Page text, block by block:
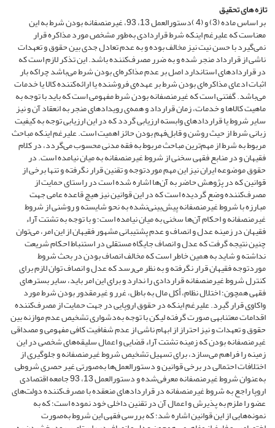
تازه های تحقیق
بر اساس ماده (3) و (4 )دستورالعمل 13، 93، غیرمنصفانه بودن شرط به این
معناست که علیرغم اینکه شرط قراردادی به‌طور مشخص مورد مذاکره قرار
نمی‌گیرد با حسن نیت نیز مخالف بوده و به عدم تعادل جدی بین حقوق و تعهدات
ناشی از قرارداد منجر شده و به ضرر مصرف‌کننده باشد. این تذکر لازم است که
در قراردادهای استاندارد اصل بر عدم مذاکره‌ای بودن شرط می‌باشد چراکه بار
اثبات ادعای مذاکره‌ای بودن شرط بر عهده‌ی فروشنده یا ارائه‌کننده کالا یا خدمات
می‌باشد. گفتنی است که غیرمنصفانه بودن شرط مفهومی است که باید با توجه به
ماهیت کالاها و خدمات، زمان قرارداد و همه‌ی رویدادهای منجر به انعقاد آن و نیز
سایر شروط یا قراردادهای وابسته ارزیابی گردد که در این ارزیابی توجه به کیفیت
زبانی شرط از حیث روشن و قابل‌فهم بودن حائز اهمیت است. علیرغم اینکه مباحث
مربوط به شرط از مهم‌ترین مباحث مربوط به فقه مدنی محسوب می‌گردد، در کلام
فقیهان و در منابع فقهی سخنی از شروط غیرمنصفانه به میان نیامده است. در
حقوق موضوعه ایران نیز این مهم موردتوجه و تقنین قرار نگرفته و تنها برخی از
قوانین که در پژوهش حاضر به آن‌ها اشاره شده است در راستای حمایت از
مصرف‌کننده وضع گردیده است که در این قوانین نیز هیچ قاعده عامی جهت
مبارزه با شروط غیرمنصفانه پیش‌بینی‌نشده به نحو شایسته و روشنی از شروط
غیرمنصفانه و احکام آن‌ها سخنی به میان نیامده است؛ و با توجه به تشتت آراء
فقیهان در زمینه عدل و انصاف و عدم پشتیبانی مشهور فقیهان از این امر، می‌توان
چنین نتیجه گرفت که عدل و انصاف جایگاه مستقلی در استنباط احکام شریعت
نداشته و شاید به همین خاطر است که مخالف انصاف بودن در بحث شروط
موردتوجه فقیهان قرار نگرفته و به نظر می‌رسد که عدل و انصاف توان لازم برای
کنترل شروط غیرمنصفانه قراردادی را ندارد و برای این امر باید، سایر بسترهای
فقهی همچون؛ اختلال نظام، أکل مال به باطل، غرر و غیرمقدور بودن شرط مورد
واکاوی قرار گیرد. علیرغم اینکه در حقوق اروپایی در جهت حمایت از مصرف‌کننده
اقدامات معتنابهی صورت گرفته لیکن با توجه به‌دشواری تشخیص عدم موازنه بین
حقوق و تعهدات و نیز احتراز از ابهام ناشی از عدم شفافیت کافی مفهومی و مصداقی
غیرمنصفانه بودن که زمینه تشتت آراء قضایی و اعمال سلیقه‌های شخصی در این
زمینه را فراهم می‌سازد، برای تسهیل تشخیص شروط غیرمنصفانه و جلوگیری از
اختلافات احتمالی در برخی قوانین و دستورالعمل‌ها به‌صورتی غیر حصری شروطی
به‌عنوان شروط غیرمنصفانه معرفی‌شده و دستورالعمل 13، 93 جامعه اقتصادی
اروپا راجع به شروط غیرمنصفانه در قراردادهای منعقده با مصرف‌کننده دولت‌های
عضو را ملزم به پذیرش و اعمال آن در تقنین داخلی خود نموده است؛ که به
نمونه‌هایی از این قوانین اشاره شد؛ که بررسی فقهی این شروط به‌صورت